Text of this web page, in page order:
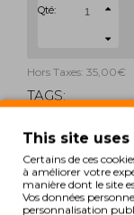
Qté:
Hors Taxes: 35,00€
TAGS:
printVoir la
This site uses
Certains de ces
à améliorer votre
manière dont le site
Vos données
personnalisation